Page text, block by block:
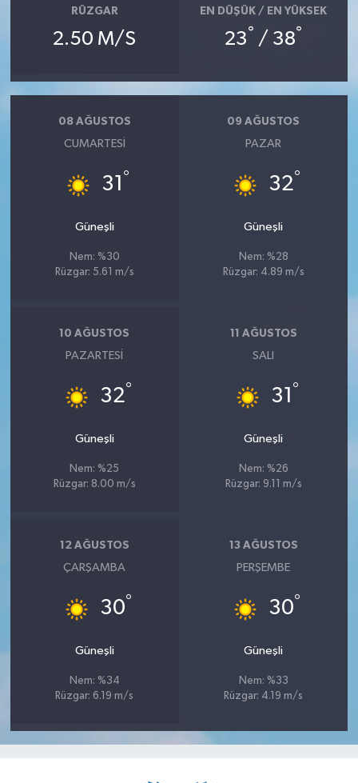
RÜZGAR
2.50 M/S
EN DÜŞÜK / EN YÜKSEK
23° / 38°
08 AĞUSTOS
CUMARTESI
31 °
Güneşli
Nem: %30
Rüzgar: 5.61 m/s
09 AĞUSTOS
PAZAR
32°
Güneşli
Nem: %28
Rüzgar: 4.89 m/s
10 AĞUSTOS
PAZARTESI
32°
Güneşli
Nem: %25
Rüzgar: 8.00 m/s
11 AĞUSTOS
SALI
31 °
Güneşli
Nem: %26
Rüzgar: 9.11 m/s
12 AĞUSTOS
ÇARŞAMBA
30°
Güneşli
Nem: %34
Rüzgar: 6.19 m/s
13 AĞUSTOS
PERŞEMBE
30°
Güneşli
Nem: %33
Rüzgar: 4.19 m/s